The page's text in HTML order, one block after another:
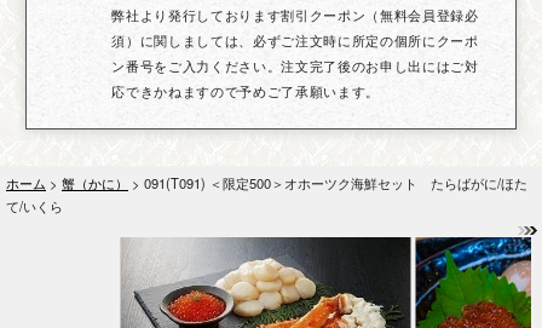
弊社より発行しております割引クーポン（無料会員登録必
須）に関しましては、必ずご注文時に所定の個所にクーポ
ン番号をご入力ください。注文完了後のお申し出にはご対
応できかねますので予めご了承願います。
ホーム > 蟹（かに）
> 091(T091) ＜限定500＞オホーツク海鮮セット たらばがに/ほた
て/いくら